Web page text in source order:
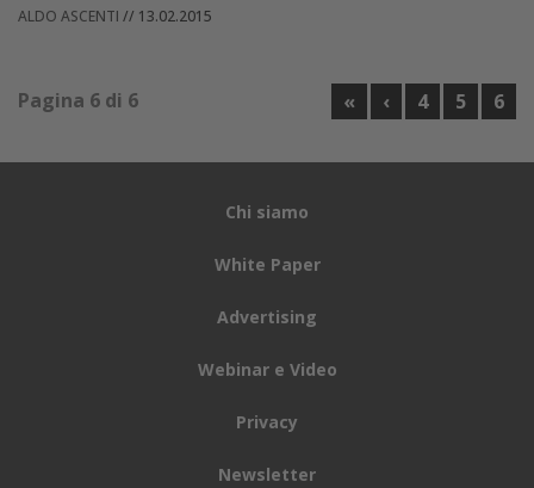
ALDO ASCENTI // 13.02.2015
Pagina 6 di 6 « ‹ 4 5 6
Chi siamo
White Paper
Advertising
Webinar e Video
Privacy
Newsletter